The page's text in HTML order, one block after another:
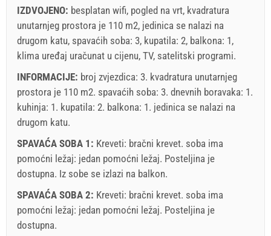
Holiday-Link plaća: 15. sep 2025. - 31. dec 2026. / - 10
%
Obavezno:Prijava gostiju (01.07. - 31.08): 10 EUR (once -
5 EUR (once - za_person)
Uvjeti i odredbe dobavljača
Rezervirajte i čekajte na potvrdu
IZDVOJENO: besplatan wifi, pogled na vrt, kvadratura
unutarnjeg prostora je 110 m2, jedinica se nalazi na
drugom katu, spavaćih soba: 3, kupatila: 2, balkona: 1,
klima uređaj uračunat u cijenu, TV, satelitski programi.
INFORMACIJE: broj zvjezdica: 3. kvadratura unutarnjeg
prostora je 110 m2. spavaćih soba: 3. dnevnih boravaka: 1.
kuhinja: 1. kupatila: 2. balkona: 1. jedinica se nalazi na
drugom katu.
SPAVAĆA SOBA 1: Kreveti: bračni krevet. soba ima
pomoćni ležaj: jedan pomoćni ležaj. Posteljina je
dostupna. Iz sobe se izlazi na balkon.
SPAVAĆA SOBA 2: Kreveti: bračni krevet. soba ima
pomoćni ležaj: jedan pomoćni ležaj. Posteljina je
dostupna.